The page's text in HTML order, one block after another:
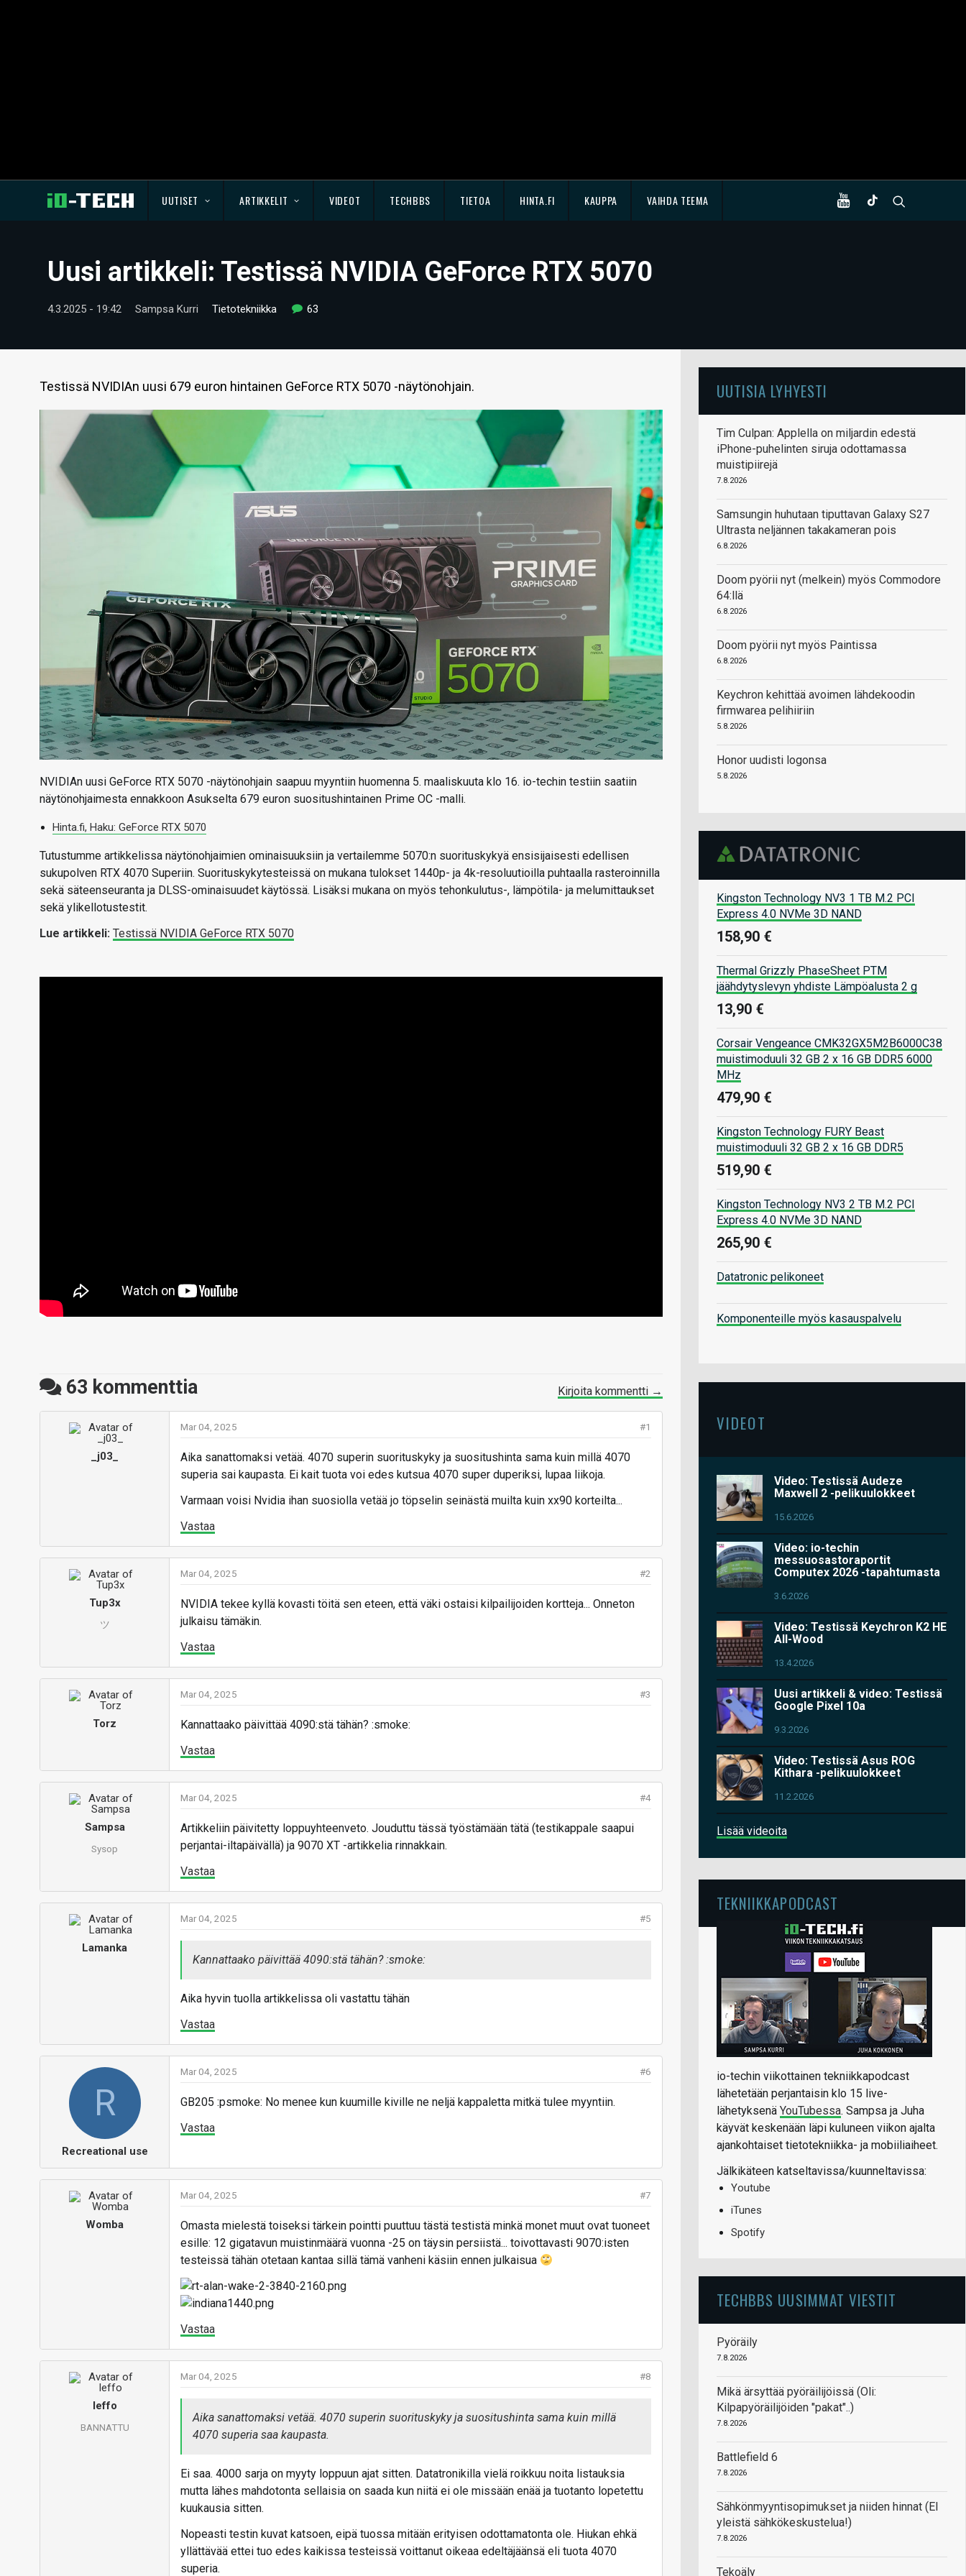
UUTISET ARTIKKELIT VIDEOT TECHBBS TIETOA HINTA.FI KAUPPA VAIHDA TEEMA
Uusi artikkeli: Testissä NVIDIA GeForce RTX 5070
4.3.2025 - 19:42 Sampsa Kurri Tietotekniikka 63
Testissä NVIDIAn uusi 679 euron hintainen GeForce RTX 5070 -näytönohjain.
NVIDIAn uusi GeForce RTX 5070 -näytönohjain saapuu myyntiin huomenna 5. maaliskuuta klo 16. io-techin testiin saatiin
näytönohjaimesta ennakkoon Asukselta 679 euron suositushintainen Prime OC -malli.
Hinta.fi, Haku: GeForce RTX 5070
Tutustumme artikkelissa näytönohjaimien ominaisuuksiin ja vertailemme 5070:n suorituskykyä ensisijaisesti edellisen
sukupolven RTX 4070 Superiin. Suorituskykytesteissä on mukana tulokset 1440p- ja 4k-resoluutioilla puhtaalla rasteroinnilla
sekä säteenseuranta ja DLSS-ominaisuudet käytössä. Lisäksi mukana on myös tehonkulutus-, lämpötila- ja melumittaukset
sekä ylikellotustestit.
Lue artikkeli: Testissä NVIDIA GeForce RTX 5070
63 kommenttia Kirjoita kommentti →
_j03_
#1
Mar 04, 2025
Aika sanattomaksi vetää. 4070 superin suorituskyky ja suositushinta sama kuin millä 4070
superia sai kaupasta. Ei kait tuota voi edes kutsua 4070 super duperiksi, lupaa liikoja.
Varmaan voisi Nvidia ihan suosiolla vetää jo töpselin seinästä muilta kuin xx90 korteilta...
Vastaa
Tup3x
ツ
#2
Mar 04, 2025
NVIDIA tekee kyllä kovasti töitä sen eteen, että väki ostaisi kilpailijoiden kortteja... Onneton
julkaisu tämäkin.
Vastaa
Torz
#3
Mar 04, 2025
Kannattaako päivittää 4090:stä tähän? :smoke:
Vastaa
Sampsa
Sysop
#4
Mar 04, 2025
Artikkeliin päivitetty loppuyhteenveto. Jouduttu tässä työstämään tätä (testikappale saapui
perjantai-iltapäivällä) ja 9070 XT -artikkelia rinnakkain.
Vastaa
Lamanka
#5
Mar 04, 2025
Kannattaako päivittää 4090:stä tähän? :smoke:
Aika hyvin tuolla artikkelissa oli vastattu tähän
Vastaa
R
Recreational use
#6
Mar 04, 2025
GB205 :psmoke: No menee kun kuumille kiville ne neljä kappaletta mitkä tulee myyntiin.
Vastaa
Womba
#7
Mar 04, 2025
Omasta mielestä toiseksi tärkein pointti puuttuu tästä testistä minkä monet muut ovat tuoneet
esille: 12 gigatavun muistinmäärä vuonna -25 on täysin persiistä... toivottavasti 9070:isten
testeissä tähän otetaan kantaa sillä tämä vanheni käsiin ennen julkaisua
Vastaa
leffo
BANNATTU
#8
Mar 04, 2025
Aika sanattomaksi vetää. 4070 superin suorituskyky ja suositushinta sama kuin millä
4070 superia saa kaupasta.
Ei saa. 4000 sarja on myyty loppuun ajat sitten. Datatronikilla vielä roikkuu noita listauksia
mutta lähes mahdotonta sellaisia on saada kun niitä ei ole missään enää ja tuotanto lopetettu
kuukausia sitten.
Nopeasti testin kuvat katsoen, eipä tuossa mitään erityisen odottamatonta ole. Hiukan ehkä
yllättävää ettei tuo edes kaikissa testeissä voittanut oikeaa edeltäjäänsä eli tuota 4070
superia.
UUTISIA LYHYESTI
Tim Culpan: Applella on miljardin edestä
iPhone-puhelinten siruja odottamassa
muistipiirejä
7.8.2026
Samsungin huhutaan tiputtavan Galaxy S27
Ultrasta neljännen takakameran pois
6.8.2026
Doom pyörii nyt (melkein) myös Commodore
64:llä
6.8.2026
Doom pyörii nyt myös Paintissa
6.8.2026
Keychron kehittää avoimen lähdekoodin
firmwarea pelihiiriin
5.8.2026
Honor uudisti logonsa
5.8.2026
Kingston Technology NV3 1 TB M.2 PCI
Express 4.0 NVMe 3D NAND
158,90 €
Thermal Grizzly PhaseSheet PTM
jäähdytyslevyn yhdiste Lämpöalusta 2 g
13,90 €
Corsair Vengeance CMK32GX5M2B6000C38
muistimoduuli 32 GB 2 x 16 GB DDR5 6000
MHz
479,90 €
Kingston Technology FURY Beast
muistimoduuli 32 GB 2 x 16 GB DDR5
519,90 €
Kingston Technology NV3 2 TB M.2 PCI
Express 4.0 NVMe 3D NAND
265,90 €
Datatronic pelikoneet
Komponenteille myös kasauspalvelu
VIDEOT
Video: Testissä Audeze
Maxwell 2 -pelikuulokkeet
15.6.2026
Video: io-techin
messuosastoraportit
Computex 2026 -tapahtumasta
3.6.2026
Video: Testissä Keychron K2 HE
All-Wood
13.4.2026
Uusi artikkeli & video: Testissä
Google Pixel 10a
9.3.2026
Video: Testissä Asus ROG
Kithara -pelikuulokkeet
11.2.2026
Lisää videoita
TEKNIIKKAPODCAST
io-techin viikottainen tekniikkapodcast
lähetetään perjantaisin klo 15 live-
lähetyksenä YouTubessa. Sampsa ja Juha
käyvät keskenään läpi kuluneen viikon ajalta
ajankohtaiset tietotekniikka- ja mobiiliaiheet.
Jälkikäteen katseltavissa/kuunneltavissa:
Youtube
iTunes
Spotify
TECHBBS UUSIMMAT VIESTIT
Pyöräily
7.8.2026
Mikä ärsyttää pyöräilijöissä (Oli:
Kilpapyöräilijöiden "pakat"..)
7.8.2026
Battlefield 6
7.8.2026
Sähkönmyyntisopimukset ja niiden hinnat (EI
yleistä sähkökeskustelua!)
7.8.2026
Tekoäly